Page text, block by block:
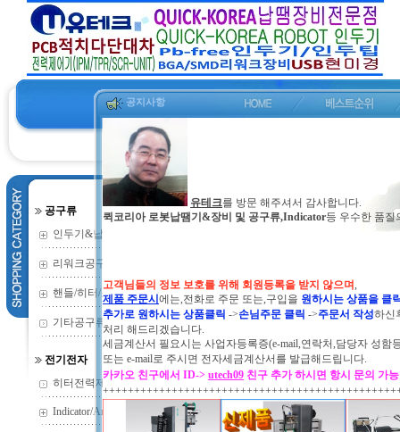
공구류
인두기&납땜기
리워크공구류
핸들/히터/소모 (73)
기타공구류 (2)
전기전자
히터전력제어기
Indicator/Amp
동의보감 건강에 유익한
This document does not exist.
공지사항
유테크를 방문 해주셔서 감사합니다.
퀵코리아 로봇납땜기&장비 및 공구류,Indicator등 우수한 품질
고객님들의 정보 보호를 위해 회원등록을 받지 않으며,
제품 주문시 에는,전화로 주문 또는,구입을 원하시는 상품을 클
추가로 원하시는 상품클릭 ->손님주문 클릭 ->주문서 작성하신
처리 해드리겠습니다.
세금계산서 필요시는 사업자등록증(e-mail,연락처,담당자 성함
또는 e-mail로 주시면 전자세금계산서를 발급해드립니다.
카카오 친구에서 ID-> utech09 친구 추가 하시면 항시 문의 가